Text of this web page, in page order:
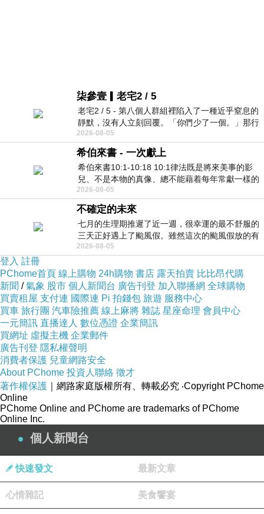
柒參壹▎老宅2 / 5
老宅2 / 5 - 第八個人群組裡陷入了一種近乎窒息的
靜默，沒有人立刻回覆。「你們少了一個。」那行
字像一顆冰冷的鐵釘，硬生生刺進螢
2026-08-05
希伯來書 - 一次獻上
希伯來書10:1-10:18 10:1律法既是將來美事的影
兒、不是本物的真像、總不能藉着每年常獻一樣的
祭物、叫那近前來的人得以完全。 10
2026-08-05
不確定的未來
七月的生理期推遲了近一週，很幸運的最不舒服的
三天正好遇上了颱風假。雖然這次的颱風假放的有
點虛，因為風雨不大，但這也是最想要的
2026-08-05
登入 註冊
PChome首頁 線上購物 24h購物 書店 露天拍賣 比比昂代購
新聞 /氣象 股市 個人新聞台 廣告刊登 加入聯播網 全球購物
買賣租屋 支付連 國際連 Pi 拍錢包 旅遊 服務中心
買車 旅行團 汽車險推薦 線上麻將 雜誌 星座命理 會員中心
一元簡訊 直播達人 數位憑證 企業簡訊
買網址 虛擬主機 企業郵件
廣告刊登 隱私權聲明
消費者保護 兒童網路安全
About PChome 投資人聯絡 徵才
著作權保護 ｜網路家庭版權所有、轉載必究 ‧Copyright PChome
Online
PChome Online and PChome are trademarks of PChome
Online Inc.
個人新聞台
快速發文 最新文章
心情雜記 美食饗宴